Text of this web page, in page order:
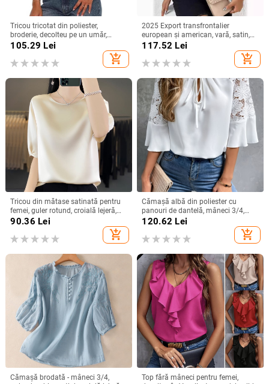
Tricou tricotat din poliester,
broderie, decolteu pe un umăr,
mâneci raglan, croială slim
105.29 Lei
add_shopping_cart
2025 Export transfrontalier
european și american, vară, satin,
cu mânecă scurtă, din satin răsucit,
culoare pură, top versatil, larg,
pentru femei
117.52 Lei
add_shopping_cart
Tricou din mătase satinată pentru
femei, guler rotund, croială lejeră,
mâneci 3/4, top lejer de vară
90.36 Lei
add_shopping_cart
Cămașă albă din poliester cu
panouri de dantelă, mâneci 3/4,
guler rotund, croială lejeră
120.62 Lei
add_shopping_cart
Cămașă brodată - mâneci 3/4,
Top fără mâneci pentru femei,